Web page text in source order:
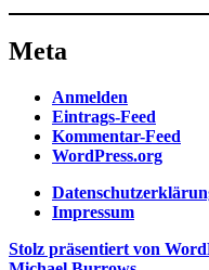
Meta
Anmelden
Eintrags-Feed
Kommentar-Feed
WordPress.org
Impressum
Stolz präsentiert von